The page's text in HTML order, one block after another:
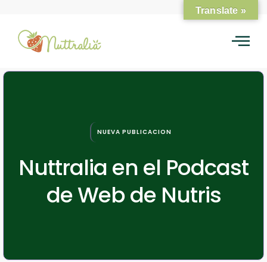
NUEVA PUBLICACION
Nuttralia en el Podcast
de Web de Nutris
Translate »